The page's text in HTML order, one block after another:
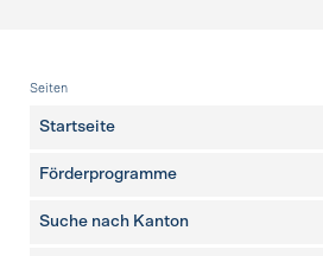
Fusszeile
Seiten
Startseite
Förderprogramme
Suche nach Kanton